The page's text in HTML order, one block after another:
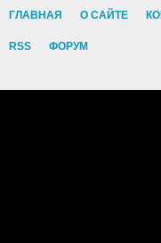
ГЛАВНАЯ О САЙТЕ
RSS ФОРУМ